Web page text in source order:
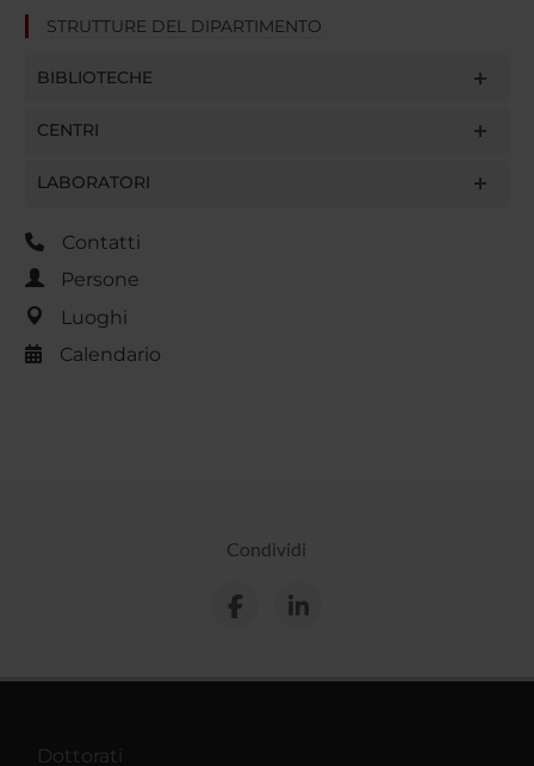
STRUTTURE DEL DIPARTIMENTO
BIBLIOTECHE
CENTRI
LABORATORI
Contatti
Persone
Luoghi
Calendario
Condividi
Dottorati